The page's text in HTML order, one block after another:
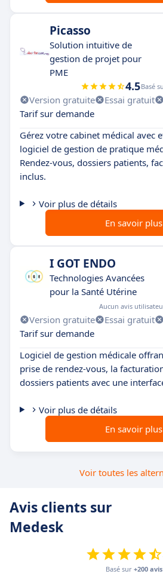
Picasso
Solution intuitive de
gestion de projet pour
PME
4.5Basé
Version gratuite Essai gratuit
Tarif sur demande
Gérez votre cabinet médical avec
logiciel de gestion de pratique
Rendez-vous, dossiers patients,
inclus.
Voir plus de détails
En savoir plus
I GOT ENDO
Technologies Avancées
pour la Santé Utérine
Aucun avis
Version gratuite Essai gratuit
Tarif sur demande
Logiciel de gestion médicale
prise de rendez-vous, la
dossiers patients avec une
Voir plus de détails
En savoir plus
Voir toutes les
Avis clients sur
Medesk
Basé sur +200 avis